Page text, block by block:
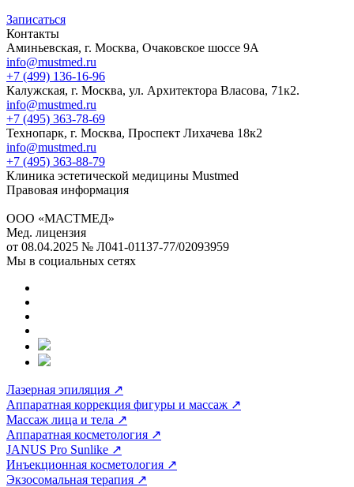
Записаться
Контакты
Аминьевская, г. Москва, Очаковское шоссе 9А
info@mustmed.ru
+7 (499) 136-16-96
Калужская, г. Москва, ул. Архитектора Власова, 71к2.
info@mustmed.ru
+7 (495) 363-78-69
Технопарк, г. Москва, Проспект Лихачева 18к2
info@mustmed.ru
+7 (495) 363-88-79
Клиника эстетической медицины Mustmed
Правовая информация
ООО «МАСТМЕД»
Мед. лицензия
от 08.04.2025 № Л041-01137-77/02093959
Мы в социальных сетях
Лазерная эпиляция ↗
Аппаратная коррекция фигуры и массаж ↗
Массаж лица и тела ↗
Аппаратная косметология ↗
JANUS Pro Sunlike ↗
Инъекционная косметология ↗
Экзосомальная терапия ↗